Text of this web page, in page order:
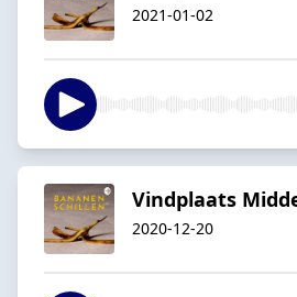
2021-01-02
Vindplaats
2020-12-20